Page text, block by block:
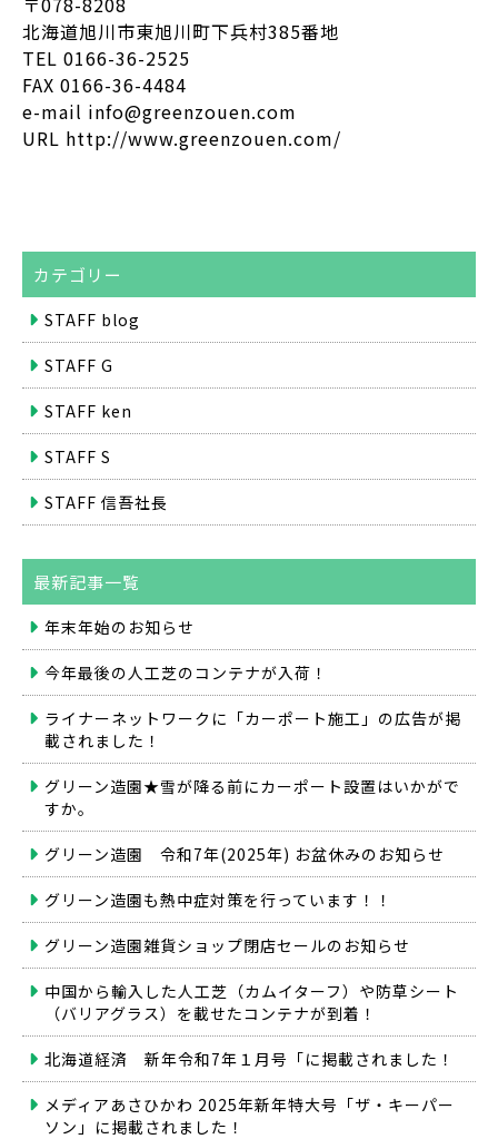
北海道旭川市東旭川町下兵村385番地
TEL 0166-36-2525
FAX 0166-36-4484
e-mail info@greenzouen.com
URL http://www.greenzouen.com/
カテゴリー
STAFF blog
STAFF G
STAFF ken
STAFF S
STAFF 信吾社長
最新記事一覧
年末年始のお知らせ
今年最後の人工芝のコンテナが入荷！
ライナーネットワークに「カーポート施工」の広告が掲
載されました！
グリーン造園★雪が降る前にカーポート設置はいかがで
すか。
グリーン造園 令和7年(2025年) お盆休みのお知らせ
グリーン造園も熱中症対策を行っています！！
グリーン造園雑貨ショップ閉店セールのお知らせ
中国から輸入した人工芝（カムイターフ）や防草シート
（バリアグラス）を載せたコンテナが到着！
北海道経済 新年令和7年１月号「に掲載されました！
メディアあさひかわ 2025年新年特大号「ザ・キーパー
ソン」に掲載されました！